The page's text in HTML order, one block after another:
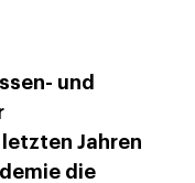
und
Jahren
die